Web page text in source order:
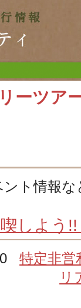
ーツア
ト情報
喫しよ
特定非
リ